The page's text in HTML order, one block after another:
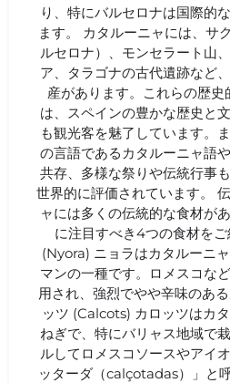
り、特にバルセロナは国際的
ます。 カタルーニャには、サ
ルセロナ）、モンセラート山
ア、タラゴナの古代遺跡など
産があります。これらの歴
は、スペインの豊かな歴史と
も観光客を魅了しています。
の言語であるカタルーニャ語
共存、多様な祭りや伝統行事
世界的に評価されています。
ャには多くの伝統的な食材が
に注目すべき4つの食材を
(Nyora) ニョラはカタルーニ
マンの一種です。ロメスコな
用され、強烈でやや辛味のあ
ッツ (Calcots) カロッツはカ
ねぎで、特にバリャス地域で
ルしてロメスコソースやアイ
ッターダ（calçotadas）」と